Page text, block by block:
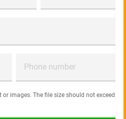
Phone number
images. The file size should not exceed